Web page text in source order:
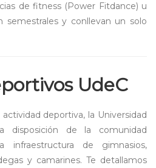
de fitness (Power Fitdance) u
semestrales y conllevan un solo
UdeC
deportiva, la Universidad
disposición de la comunidad
infraestructura de gimnasios,
y camarines. Te detallamos